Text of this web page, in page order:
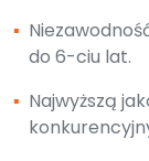
▪
do 6-ciu lat.
▪ Najwyższą